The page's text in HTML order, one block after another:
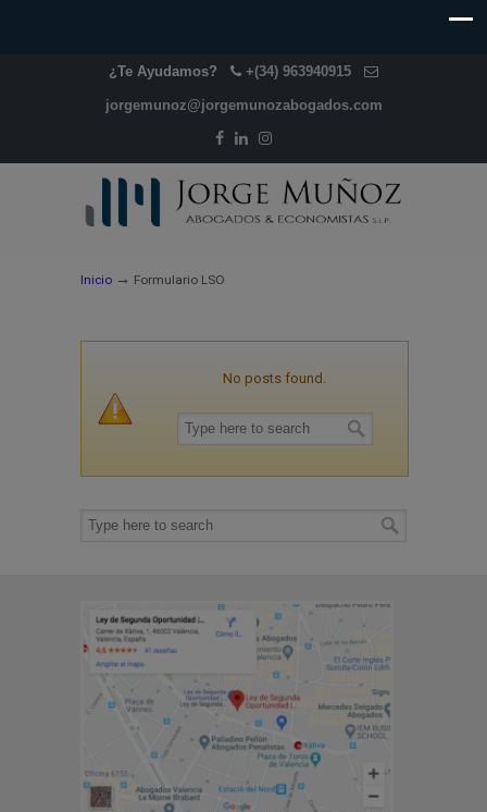
¿Te Ayudamos? +(34) 963940915
jorgemunoz@jorgemunozabogados.com
Inicio → Formulario LSO
No posts found.